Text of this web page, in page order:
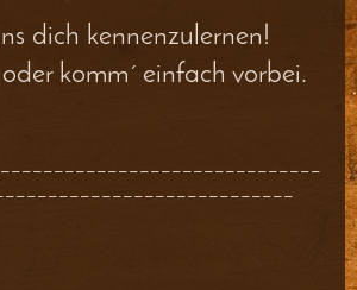
dich kennenzulernen!
komm´ einfach vorbei.